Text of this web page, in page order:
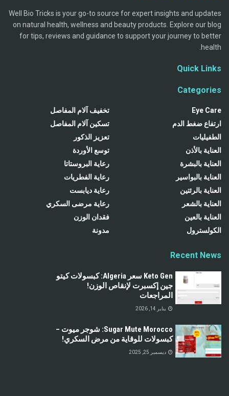
Well Bio Tricks is your go-to source for expert insights and updates
on natural health, wellness and beauty products. Explore our blog
for tips, reviews and guidance to support your journey to better
health.
Quick Links
Categories
Eye Care
ارتفاع ضغط الدم
الطفيليات
العناية بالأذن
العناية بالبشرة
العناية بالبواسير
العناية بالرئتين
العناية بالشعر
العناية بالعين
الكولسترول
تخفيف آلام المفاصل
تسكين آلام المفاصل
تعزيز الذكور
توسع الأوردة
رعاية البروستاتا
رعاية الفطريات
رعاية ديابست
رعاية مرضى السكري
فقدان الوزن
مدونة
Recent News
Keto Gen سعر Algeria: كبسولات كيتو
جين إكسبرت لإنقاص الوزن!
المراجعات
يناير 14, 2026
Sugar Mute Morocco: شوجر ميوت –
كبسولات للوقاية من مرض السكري!
ديسمبر 25, 2025